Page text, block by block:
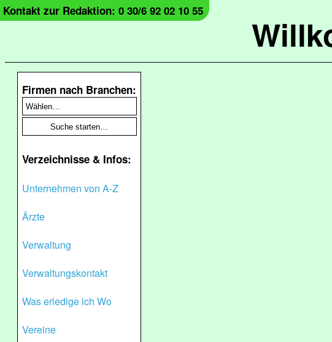
Kontakt zur Redaktion: 0 30/6 92 02 10 55
Firmen nach Branchen:
Verzeichnisse & Infos:
Unternehmen von A-Z
Ärzte
Verwaltung
Verwaltungskontakt
Was erledige ich Wo
Vereine